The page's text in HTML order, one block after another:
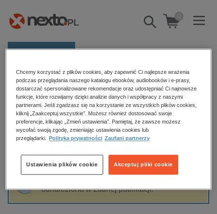
Pokaż/schowaj
wyszukiwarkę
0
E-prasa
Kategorie
Zobacz wszystkie E-prasa
budownictwo, aranżacja wnętrz
biznesowe, branżowe, gospodarka
edukacja
hobby, sport, rozrywka
komputery, internet, technologie, informatyka
Strona główna Katarzyna Byszek
Katarzyna Byszek
Sortowanie Filtrowanie
odnaleziona w żadnej publikacji.
Chcemy korzystać z plików cookies, aby zapewnić Ci najlepsze wrażenia
podczas przeglądania naszego katalogu ebooków, audiobooków i e-prasy,
dostarczać spersonalizowane rekomendacje oraz udostępniać Ci najnowsze
funkcje, które rozwijamy dzięki analizie danych i współpracy z naszymi
partnerami. Jeśli zgadzasz się na korzystanie ze wszystkich plików cookies,
kliknij „Zaakceptuj wszystkie”. Możesz również dostosować swoje
preferencje, klikając „Zmień ustawienia”. Pamiętaj, że zawsze możesz
wycofać swoją zgodę, zmieniając ustawienia cookies lub
przeglądarki.
Polityka prywatności Zaufani partnerzy
Akceptuj pliki cookie
Ustawienia plików cookie